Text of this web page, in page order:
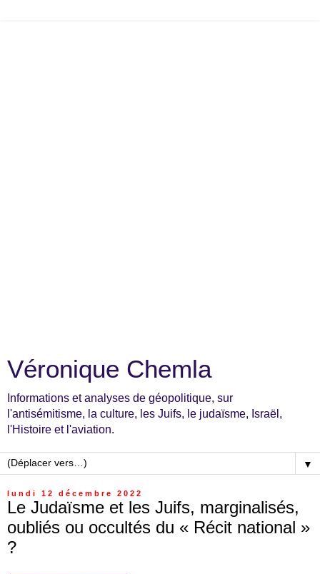
Véronique Chemla
Informations et analyses de géopolitique, sur
l'antisémitisme, la culture, les Juifs, le judaïsme, Israël,
l'Histoire et l'aviation.
▼
lundi 12 décembre 2022
Le Judaïsme et les Juifs, marginalisés,
oubliés ou occultés du « Récit national »
?